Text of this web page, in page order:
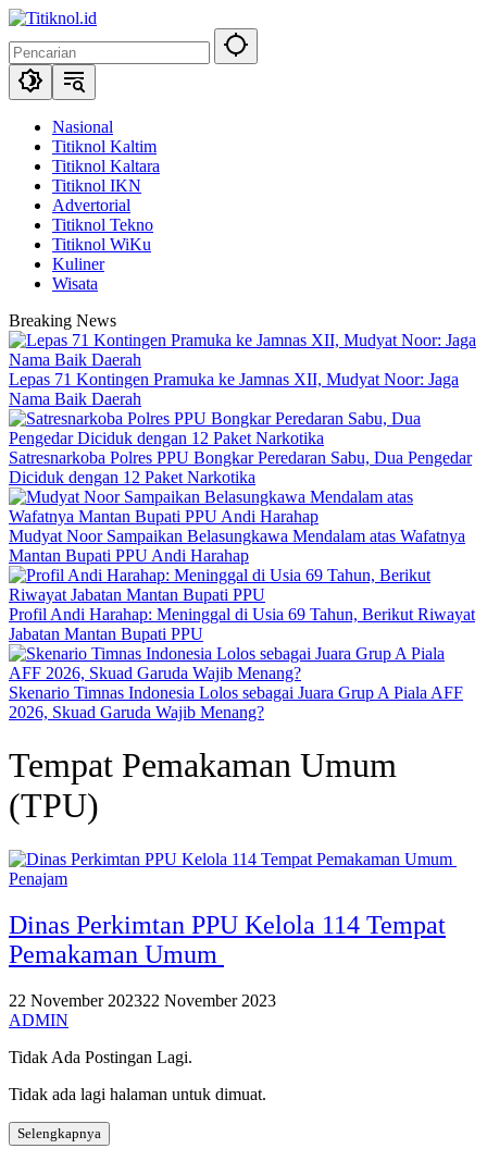
Langsung
konten
Nasional
Titiknol Kaltim
Titiknol Kaltara
Titiknol IKN
Advertorial
Titiknol Tekno
Titiknol WiKu
Kuliner
Wisata
Breaking News
Lepas 71 Kontingen Pramuka ke Jamnas XII, Mudyat Noor: Jaga
Nama Baik Daerah
Satresnarkoba Polres PPU Bongkar Peredaran Sabu, Dua Pengedar
Diciduk dengan 12 Paket Narkotika
Mudyat Noor Sampaikan Belasungkawa Mendalam atas Wafatnya
Mantan Bupati PPU Andi Harahap
Profil Andi Harahap: Meninggal di Usia 69 Tahun, Berikut Riwayat
Jabatan Mantan Bupati PPU
Skenario Timnas Indonesia Lolos sebagai Juara Grup A Piala AFF
2026, Skuad Garuda Wajib Menang?
Tempat Pemakaman Umum
(TPU)
Penajam
Dinas Perkimtan PPU Kelola 114 Tempat
Pemakaman Umum
22 November 202322 November 2023
ADMIN
Tidak Ada Postingan Lagi.
Tidak ada lagi halaman untuk dimuat.
Selengkapnya